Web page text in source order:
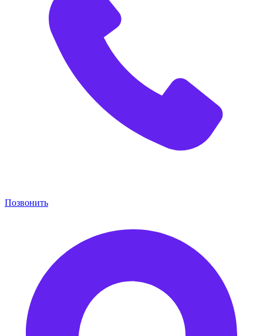
Позвонить